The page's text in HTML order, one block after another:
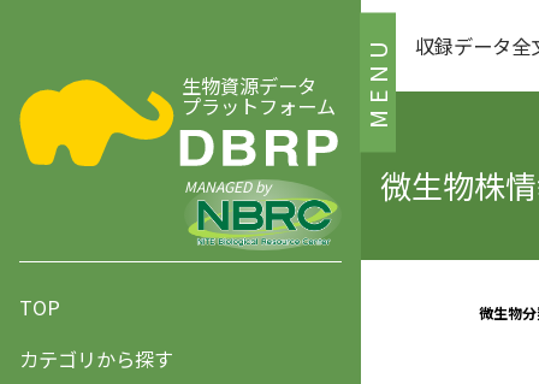
MENU
生物資源データ
プラットフォーム
MANAGED by
TOP
カテゴリから探す
収録データ全
微生物株